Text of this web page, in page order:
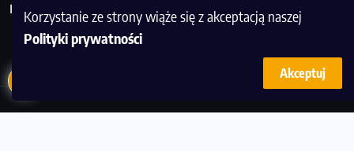
Korzystanie ze strony wiąże się z akceptacją naszej
Polityki prywatności
Akceptuj
Biegaj z nami i odkrywaj swoją najlepszą wersję!